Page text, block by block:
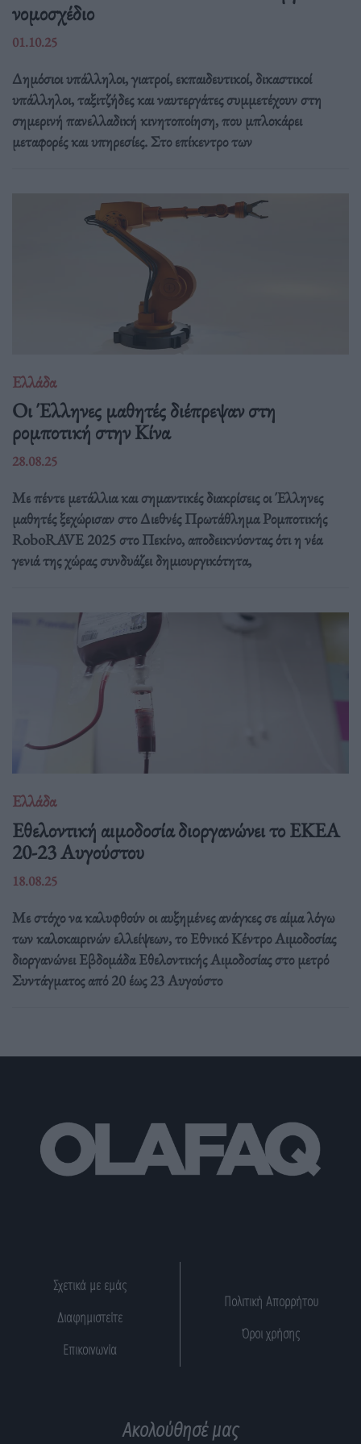
νομοσχέδιο
01.10.25
Δημόσιοι υπάλληλοι, γιατροί, εκπαιδευτικοί, δικαστικοί
υπάλληλοι, ταξιτζήδες και ναυτεργάτες συμμετέχουν στη
σημερινή πανελλαδική κινητοποίηση, που μπλοκάρει
μεταφορές και υπηρεσίες. Στο επίκεντρο των
Ελλάδα
Οι Έλληνες μαθητές διέπρεψαν στη
ρομποτική στην Κίνα
28.08.25
Με πέντε μετάλλια και σημαντικές διακρίσεις οι Έλληνες
μαθητές ξεχώρισαν στο Διεθνές Πρωτάθλημα Ρομποτικής
RoboRAVE 2025 στο Πεκίνο, αποδεικνύοντας ότι η νέα
γενιά της χώρας συνδυάζει δημιουργικότητα,
Ελλάδα
Eθελοντική αιμοδοσία διοργανώνει το ΕΚΕΑ
20-23 Αυγούστου
18.08.25
Με στόχο να καλυφθούν οι αυξημένες ανάγκες σε αίμα λόγω
των καλοκαιρινών ελλείψεων, το Εθνικό Κέντρο Αιμοδοσίας
διοργανώνει Εβδομάδα Εθελοντικής Αιμοδοσίας στο μετρό
Συντάγματος από 20 έως 23 Αυγούστο
Σχετικά με εμάς
Διαφημιστείτε
Επικοινωνία
Πολιτική Απορρήτου
Όροι χρήσης
Ακολούθησέ μας